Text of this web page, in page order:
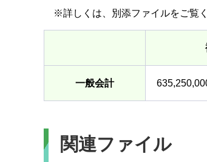
※詳しくは、別添ファイルをご覧く
一般会計
関連ファイル